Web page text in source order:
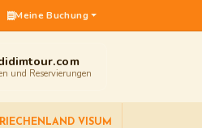
Meine Buchung
und Reservierungen
VISUM